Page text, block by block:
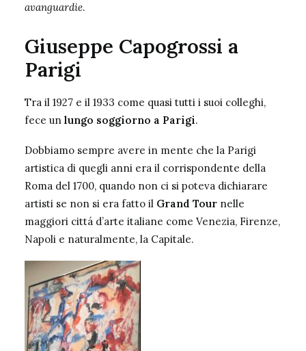
avanguardie.
Giuseppe Capogrossi a
Parigi
Tra il 1927 e il 1933 come quasi tutti i suoi colleghi,
fece un lungo soggiorno a Parigi.
Dobbiamo sempre avere in mente che la Parigi
artistica di quegli anni era il corrispondente della
Roma del 1700, quando non ci si poteva dichiarare
artisti se non si era fatto il Grand Tour nelle
maggiori cittá d’arte italiane come Venezia, Firenze,
Napoli e naturalmente, la Capitale.